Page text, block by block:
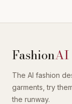
FashionAI
The AI fashion
garments, try
the runway.